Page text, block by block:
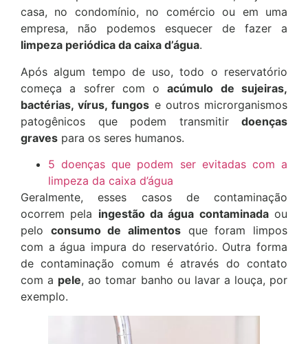
casa, no condomínio, no comércio ou em uma
empresa, não podemos esquecer de fazer a
limpeza periódica da caixa d’água.
Após algum tempo de uso, todo o reservatório
começa a sofrer com oacúmulo de sujeiras,
bactérias, vírus, fungos e outros microrganismos
patogênicos que podem transmitir doenças
graves para os seres humanos.
5 doenças que podem ser evitadas com a
limpeza da caixa d’água
Geralmente, esses casos de contaminação
ocorrem pela ingestão da água contaminadaou
pelo consumo de alimentos que foram limpos
com a água impura do reservatório. Outra forma
de contaminação comum é através do contato
com a pele, ao tomar banho ou lavar a louça, por
exemplo.